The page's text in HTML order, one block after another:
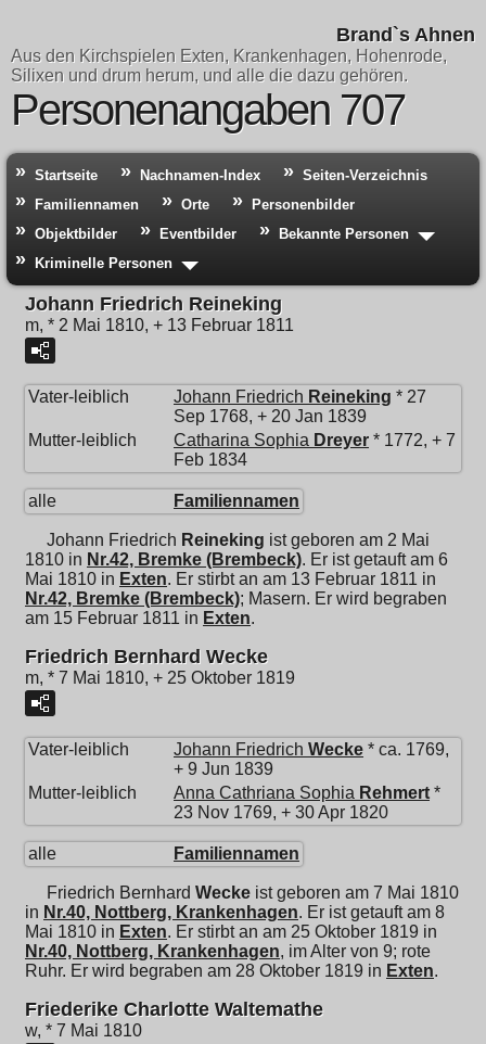
Brand`s Ahnen
Aus den Kirchspielen Exten, Krankenhagen, Hohenrode,
Silixen und drum herum, und alle die dazu gehören.
Personenangaben 707
Startseite Nachnamen-Index
Seiten-Verzeichnis
Familiennamen
Orte
Personenbilder
Objektbilder
Eventbilder
Bekannte Personen
Kriminelle Personen
Johann Friedrich Reineking
m, * 2 Mai 1810, + 13 Februar 1811
Vater-leiblich Johann Friedrich Reineking * 27
Sep 1768, + 20 Jan 1839
Mutter-leiblich
Catharina Sophia Dreyer * 1772, + 7
Feb 1834
alle Familiennamen
Johann Friedrich Reineking ist geboren am 2 Mai
1810 in Nr.42, Bremke (Brembeck). Er ist getauft am 6
Mai 1810 in Exten. Er stirbt an am 13 Februar 1811 in
Nr.42, Bremke (Brembeck); Masern. Er wird begraben
am 15 Februar 1811 in Exten.
Friedrich Bernhard Wecke
m, * 7 Mai 1810, + 25 Oktober 1819
Vater-leiblich Johann Friedrich Wecke * ca. 1769,
+ 9 Jun 1839
Mutter-leiblich
Anna Cathriana Sophia Rehmert *
23 Nov 1769, + 30 Apr 1820
alle Familiennamen
Friedrich Bernhard Wecke ist geboren am 7 Mai 1810
in Nr.40, Nottberg, Krankenhagen. Er ist getauft am 8
Mai 1810 in Exten. Er stirbt an am 25 Oktober 1819 in
Nr.40, Nottberg, Krankenhagen, im Alter von 9; rote
Ruhr. Er wird begraben am 28 Oktober 1819 in Exten.
Friederike Charlotte Waltemathe
w, * 7 Mai 1810